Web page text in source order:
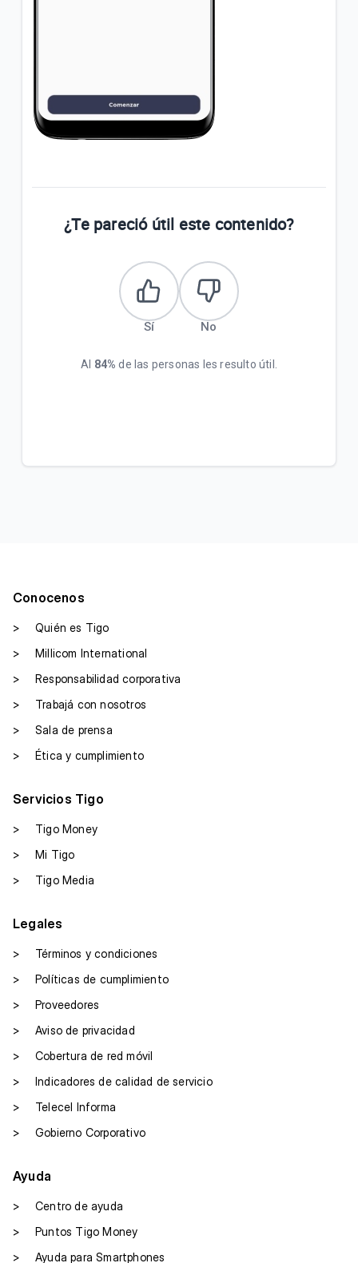
¿Te pareció útil este contenido?
Sí No
Al 84% de las personas les resulto útil.
Conocenos
>
Quién es Tigo
>
Millicom International
>
Responsabilidad corporativa
>
Trabajá con nosotros
>
Sala de prensa
>
Ética y cumplimiento
Servicios Tigo
>
Tigo Money
>
Mi Tigo
>
Tigo Media
Legales
>
Términos y condiciones
>
Políticas de cumplimiento
>
Proveedores
>
Aviso de privacidad
>
Cobertura de red móvil
>
Indicadores de calidad de servicio
>
Telecel Informa
>
Gobierno Corporativo
Ayuda
>
Centro de ayuda
>
Puntos Tigo Money
>
Ayuda para Smartphones